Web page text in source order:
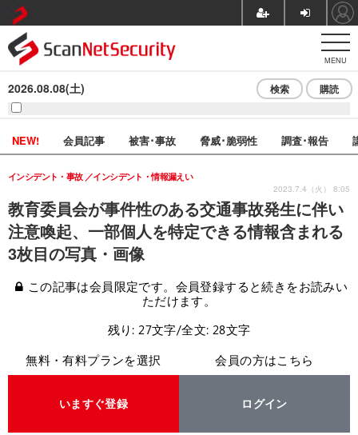
MENU
2026.08.08(土) 検索 購読
NEW! 会員記事 被害･事故 脅威･脆弱性 調査･報告
教育委員会が事件性のある交通事故発生に伴い
注意喚起、一部個人を特定できる情報含まれる
3枚目の写真・画像
インシデント・事故 インシデント・情報漏えい
2023.7.4（火） 8:05
この記事は会員限定です。会員登録すると続きをお読みい
ただけます。
残り: 27文字/全文: 28文字
無料・有料プランを選択
いますぐ登録
会員の方はこちら
ログイン